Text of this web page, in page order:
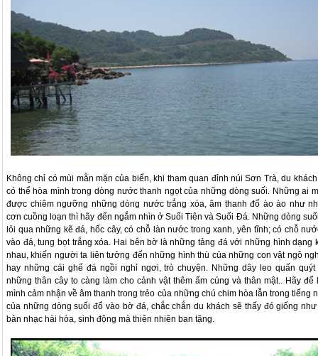
Không chỉ có mùi mằn mặn của biển, khi tham quan đỉnh núi Sơn Trà, du
có thể hòa mình trong dòng nước thanh ngọt của những dòng suối. Những ai
được chiêm ngưỡng những dòng nước trắng xóa, âm thanh đổ ào ào như
cơn cuồng loạn thì hãy đến ngắm nhìn ở Suối Tiên và Suối Đá. Những dòng
lỏi qua những kẽ đá, hốc cây, có chỗ làn nước trong xanh, yên tĩnh; có chỗ
vào đá, tung bọt trắng xóa. Hai bên bờ là những tảng đá với những hình dạng
nhau, khiến người ta liên tưởng đến những hình thù của những con vật ngộ
hay những cái ghế đá ngồi nghỉ ngơi, trò chuyện. Những dây leo quấn quýt
những thân cây to càng làm cho cảnh vật thêm ấm cúng và thân mật.. Hãy để
mình cảm nhận về âm thanh trong trẻo của những chú chim hòa lẫn trong tiếng
của những dòng suối đổ vào bờ đá, chắc chắn du khách sẽ thấy đó giống như
bản nhạc hài hòa, sinh động mà thiên nhiên ban tặng.